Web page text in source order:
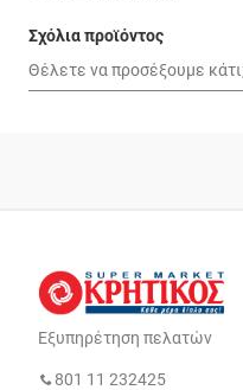
Σχόλια προϊόντος
Εξυπηρέτηση πελατών
801 11 232425